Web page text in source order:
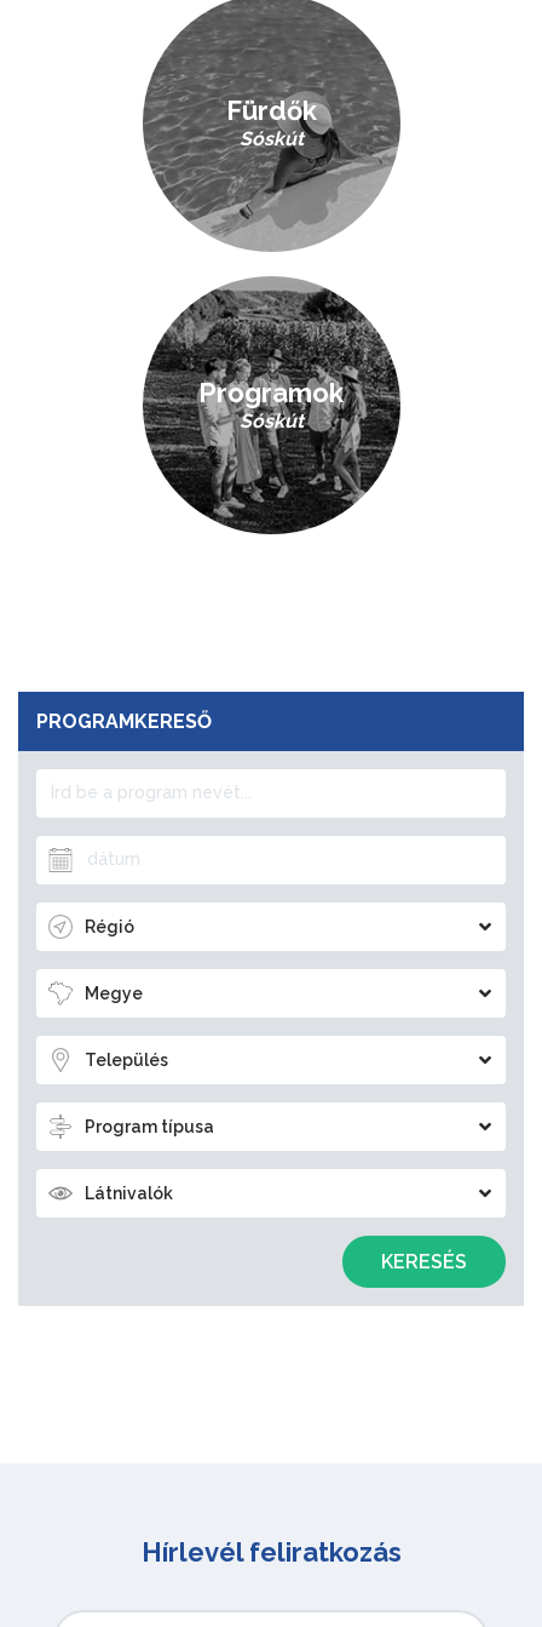
Fürdők
Sóskút
Programok
Sóskút
PROGRAMKERESŐ
Régió
Megye
Település
Program típusa
Látnivalók
KERESÉS
Hírlevél feliratkozás